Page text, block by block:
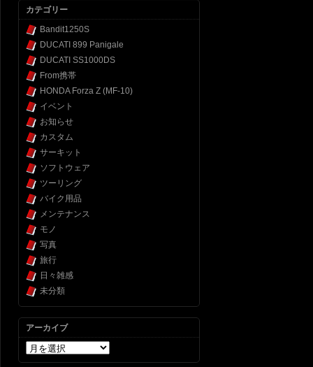
カテゴリー
Bandit1250S
DUCATI 899 Panigale
DUCATI SS1000DS
From携帯
HONDA Forza Z (MF-10)
イベント
お知らせ
カスタム
サーキット
ソフトウェア
ツーリング
バイク用品
メンテナンス
モノ
写真
旅行
日々雑感
未分類
アーカイブ
ア
ー